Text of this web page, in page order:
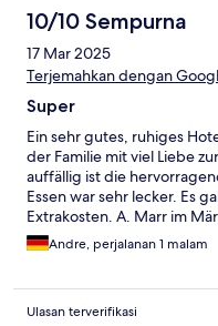
10/10 Sempurna
17 Mar 2025
Terjemahkan dengan
Super
Ein sehr gutes, ruhiges
der Familie mit viel Liebe
auffällig ist die
Essen war sehr lecker. Es
Extrakosten. A. Marr im
Andre, perjalanan 1 malam
Ulasan terverifikasi